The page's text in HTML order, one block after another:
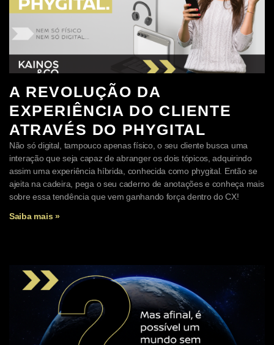
A REVOLUÇÃO DA
EXPERIÊNCIA DO CLIENTE
ATRAVÉS DO PHYGITAL
Não só digital, tampouco apenas físico, o seu cliente busca uma
interação que seja capaz de abranger os dois tópicos, adquirindo
assim uma experiência híbrida, conhecida como phygital. Então se
ajeita na cadeira, pega o seu caderno de anotações e conheça mais
sobre essa tendência que vem ganhando força dentro do CX!
Saiba mais »